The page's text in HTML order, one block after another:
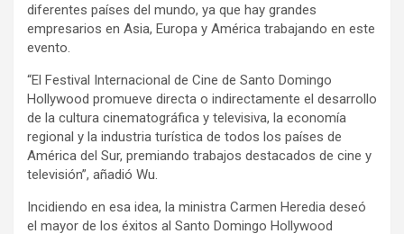
diferentes países del mundo, ya que hay grandes
empresarios en Asia, Europa y América trabajando en este
evento.
“El Festival Internacional de Cine de Santo Domingo
Hollywood promueve directa o indirectamente el desarrollo
de la cultura cinematográfica y televisiva, la economía
regional y la industria turística de todos los países de
América del Sur, premiando trabajos destacados de cine y
televisión”, añadió Wu.
Incidiendo en esa idea, la ministra Carmen Heredia deseó
el mayor de los éxitos al Santo Domingo Hollywood